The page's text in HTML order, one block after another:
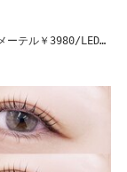
ーテル￥3980/LEDエ